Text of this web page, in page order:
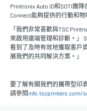
Printronix Auto ID和SOTI團
Connect能夠提供的行動和物
「我們非常喜歡與TSC
來啟用遠端管理和診斷。」
看到了及時有效地獲取客戶
展我們的共同解決方案。」
要了解有關我們的攜帶型印
請參閱 info.tscprinters.com/